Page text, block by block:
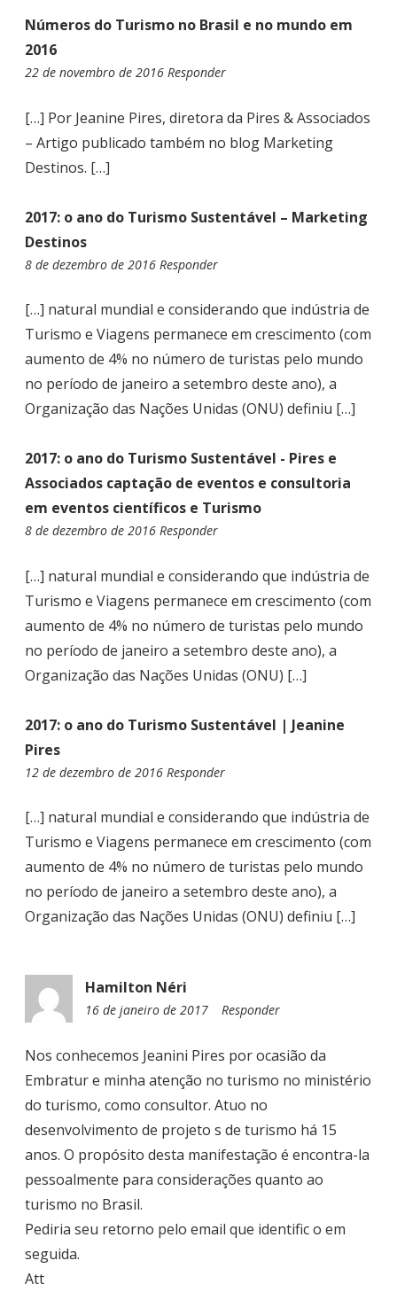
T
Números do Turismo no Brasil e no mundo em
2016
22 de novembro de 2016 1
0
Responder
[…] Por Jeanine Pires, diretora da Pires & Associados
– Artigo publicado também no blog Marketing
Destinos. […]
2017: o ano do Turismo Sustentável – Marketing
Destinos
8 de dezembro de 2016 0
:
4
Responder
[…] natural mundial e considerando que indústria de
Turismo e Viagens permanece em crescimento (com
aumento de 4% no número de turistas pelo mundo
no período de janeiro a setembro deste ano), a
Organização das Nações Unidas (ONU) definiu […]
2017: o ano do Turismo Sustentável - Pires e
Associados captação de eventos e consultoria
em eventos científicos e Turismo
8 de dezembro de 2016 1
:
0
Responder
[…] natural mundial e considerando que indústria de
Turismo e Viagens permanece em crescimento (com
aumento de 4% no número de turistas pelo mundo
no período de janeiro a setembro deste ano), a
Organização das Nações Unidas (ONU) […]
2017: o ano do Turismo Sustentável | Jeanine
Pires
12 de dezembro de 2016 0
:
5
2
Responder
[…] natural mundial e considerando que indústria de
Turismo e Viagens permanece em crescimento (com
aumento de 4% no número de turistas pelo mundo
no período de janeiro a setembro deste ano), a
Organização das Nações Unidas (ONU) definiu […]
Hamilton Néri
16 de janeiro de 2017
0
:
3
Responder
Nos conhecemos Jeanini Pires por ocasião da
Embratur e minha atenção no turismo no ministério
do turismo, como consultor. Atuo no
desenvolvimento de projeto s de turismo há 15
anos. O propósito desta manifestação é encontra-la
pessoalmente para considerações quanto ao
turismo no Brasil.
Pediria seu retorno pelo email que identific o em
seguida.
Att